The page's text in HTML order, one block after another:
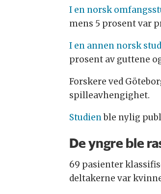
I en norsk
mens 5 prosent var
I en annen norsk
prosent av guttene
Forskere ved
spilleavhengighet.
Studienble nylig
De yngre ble
69 pasienter
deltakerne var